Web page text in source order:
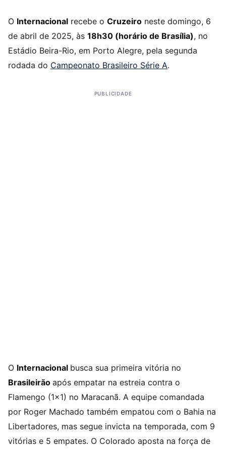
​O Internacional recebe o Cruzeiro neste domingo, 6
de abril de 2025, às 18h30 (horário de Brasília), no
Estádio Beira-Rio, em Porto Alegre, pela segunda
rodada do Campeonato Brasileiro Série A.
PUBLICIDADE
O Internacional busca sua primeira vitória no
Brasileirão após empatar na estreia contra o
Flamengo (1×1) no Maracanã. A equipe comandada
por Roger Machado também empatou com o Bahia na
Libertadores, mas segue invicta na temporada, com 9
vitórias e 5 empates. O Colorado aposta na força de